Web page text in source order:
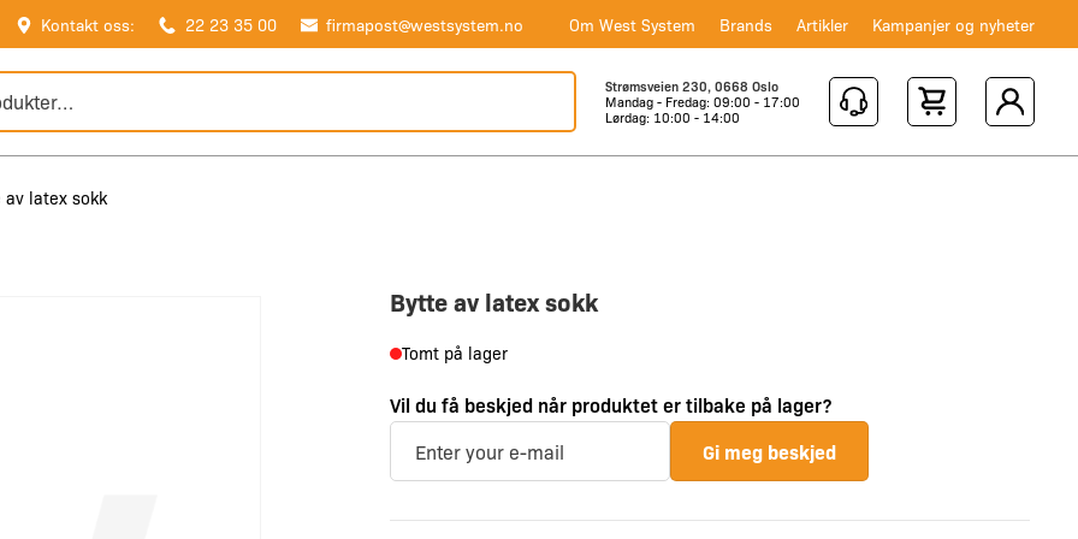
Kontakt oss: 22 23 35 00 firmapost@westsystem.no Om West System Brands Artikler Kampanjer og nyheter
Strømsveien 230, 0668 Oslo
Mandag - Fredag: 09:00 - 17:00
Lørdag: 10:00 - 14:00
Shopping Cart
av latex sokk
Bytte av latex sokk
Tomt på lager
Vil du få beskjed når produktet er tilbake på lager?
Gi meg beskjed